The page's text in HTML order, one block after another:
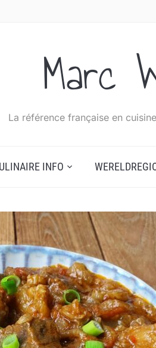
Marc
La référence française en
INFO